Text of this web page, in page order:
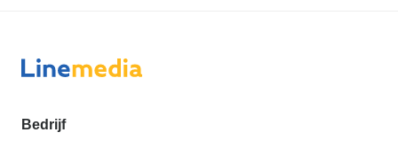
Bedrijf